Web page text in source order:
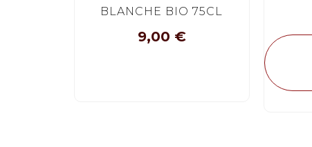
BLANCHE BIO 75CL
9,00 €